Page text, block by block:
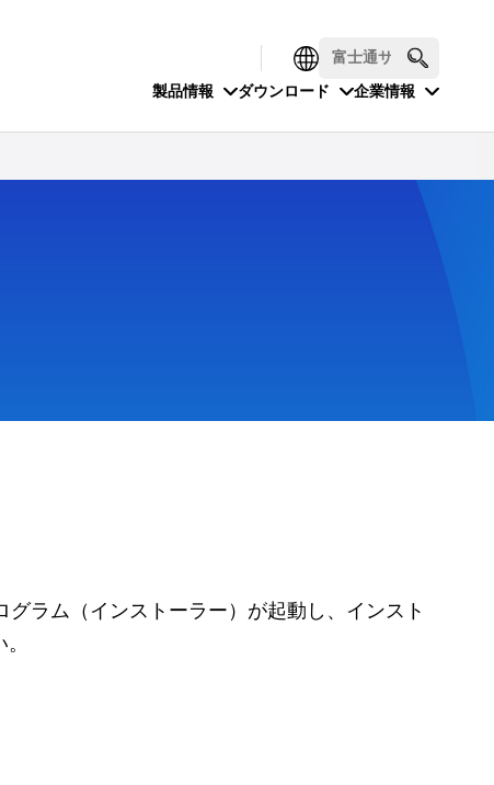
製品情報 ダウンロード 企業情報
ラム（インストーラー）が起動し、インスト